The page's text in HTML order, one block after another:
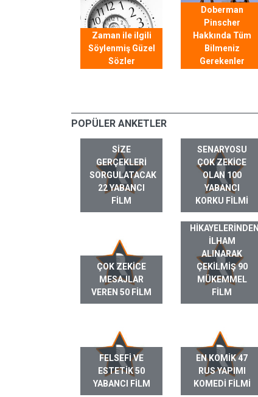
Zaman ile ilgili
Söylenmiş Güzel
Sözler
Doberman
Pinscher
Hakkında Tüm
Bilmeniz
Gerekenler
POPÜLER ANKETLER
SIZE
GERÇEKLERI
SORGULATACAK
22 YABANCI
FILM
SENARYOSU
ÇOK ZEKICE
OLAN 100
YABANCI
KORKU FILMI
ÇOK ZEKICE
MESAJLAR
VEREN 50 FILM
GERÇEK HAYAT
HIKAYELERINDEN
ILHAM
ALINARAK
ÇEKILMIŞ 90
MÜKEMMEL
FILM
FELSEFI VE
ESTETIK 50
YABANCI FILM
EN KOMIK 47
RUS YAPIMI
KOMEDI FILMI